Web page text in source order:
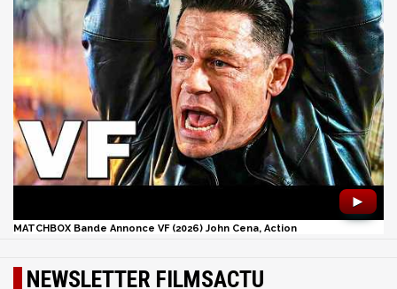
►
MATCHBOX Bande Annonce VF (2026) John Cena, Action
NEWSLETTER FILMSACTU